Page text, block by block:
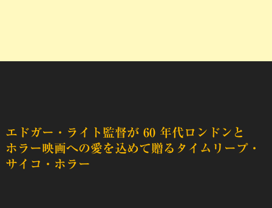
エドガー・ライト監督が 60 年代ロンドンと
ホラー映画への愛を込めて贈るタイムリープ・
サイコ・ホラー